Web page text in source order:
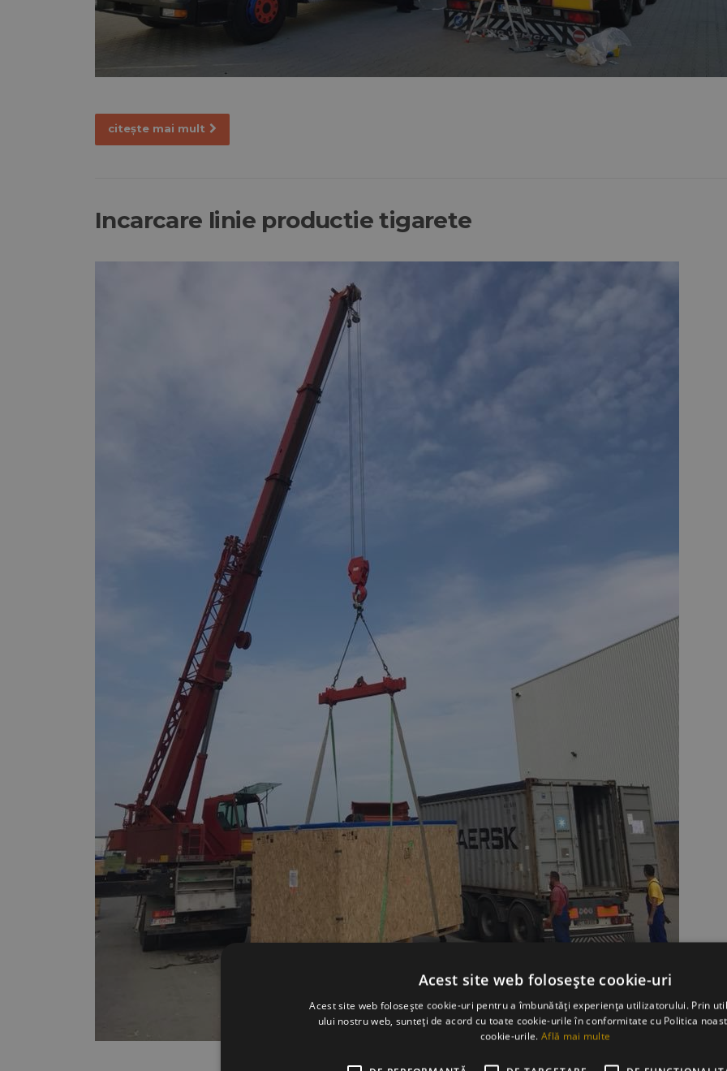
citește mai mult
Incarcare linie productie tigarete
Acest site web folosește cookie-uri
Acest site web folosește cookie-uri pentru a îmbunătăți experiența utilizatorului. Prin
ului nostru web, sunteți de acord cu toate cookie-urile în conformitate cu Politica
cookie-urile. Află mai multe